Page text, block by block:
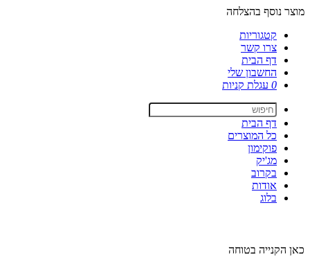
מוצר נוסף בהצלחה
קטגוריות
צרו קשר
דף הבית
החשבון שלי
0 עגלת קניות
דף הבית
כל המוצרים
פוקימון
מג'יק
בקרוב
אודות
בלוג
כאן הקנייה בטוחה